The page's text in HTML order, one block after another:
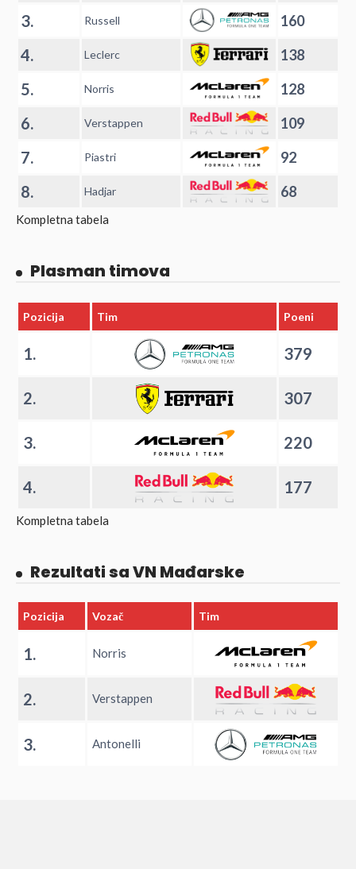
3. Russell 160
4. Leclerc 138
5. Norris 128
6. Verstappen 109
7. Piastri 92
8. Hadjar 68
Kompletna tabela
Plasman timova
Pozicija Tim Poeni
1. 379
2. 307
3. 220
4. 177
Kompletna tabela
Rezultati sa VN Mađarske
Pozicija Vozač Tim
1. Norris
2. Verstappen
3. Antonelli